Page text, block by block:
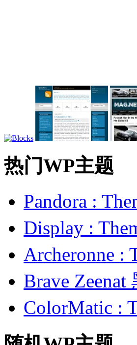
热门WP主题
Pandora :
Display :
Archeronne :
Brave
ColorMatic :